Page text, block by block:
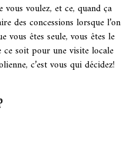
voulez, et ce, quand ça
des concessions lorsque l’on
vous êtes seule, vous êtes le
soit pour une visite locale
c’est vous qui décidez!